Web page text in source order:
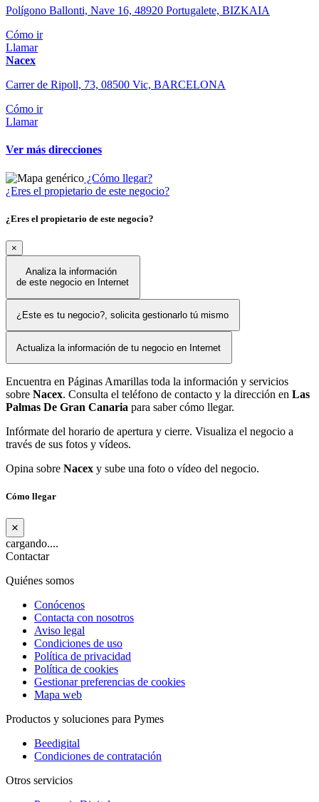
Polígono Ballonti, Nave 16, 48920 Portugalete, BIZKAIA
Cómo ir
Llamar
Nacex
Carrer de Ripoll, 73, 08500 Vic, BARCELONA
Cómo ir
Llamar
Ver más direcciones
¿Cómo llegar?
¿Eres el propietario de este negocio?
¿Eres el propietario de este negocio?
×
Analiza la información
de este negocio en Internet
¿Este es tu negocio?, solicita gestionarlo tú mismo
Actualiza la información de tu negocio en Internet
Encuentra en Páginas Amarillas toda la información y servicios
sobre Nacex. Consulta el teléfono de contacto y la dirección en Las
Palmas De Gran Canaria para saber cómo llegar.
Infórmate del horario de apertura y cierre. Visualiza el negocio a
través de sus fotos y vídeos.
Opina sobre Nacex y sube una foto o vídeo del negocio.
Cómo llegar
×
cargando....
Contactar
Quiénes somos
Conócenos
Contacta con nosotros
Aviso legal
Condiciones de uso
Política de privacidad
Política de cookies
Gestionar preferencias de cookies
Mapa web
Productos y soluciones para Pymes
Beedigital
Condiciones de contratación
Otros servicios